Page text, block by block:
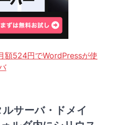
額524円でWordPressが使
ルサーバ・ドメイ